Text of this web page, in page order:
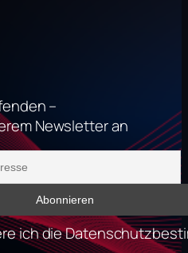
–
Newsletter an
ich die